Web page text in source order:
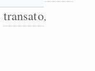
transato,